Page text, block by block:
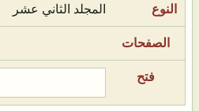
المجلد الثاني عشر